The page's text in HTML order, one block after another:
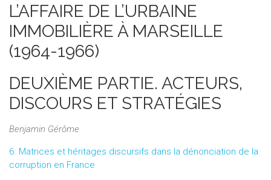
L’AFFAIRE DE L’URBAINE
IMMOBILIÈRE À MARSEILLE
(1964-1966)
DEUXIÈME PARTIE. ACTEURS,
DISCOURS ET STRATÉGIES
Benjamin Gérôme
6. Matrices et héritages discursifs dans la dénonciation de la
corruption en France